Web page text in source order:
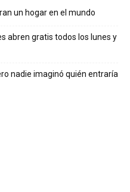
un hogar en el mundo
abren gratis todos los lunes y
nadie imaginó quién entraría